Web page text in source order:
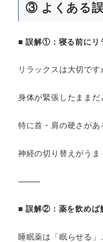
③ よくある
■ 誤解①：寝る前にリ
リラックスは大切です
身体が緊張したままだ
特に首・肩の硬さがあ
神経の切り替えがうま
⸻
■ 誤解②：薬を飲めば
睡眠薬は「眠らせる」